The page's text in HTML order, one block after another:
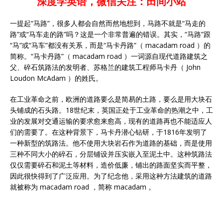
一提起“马路”，很多人都会自然而然地想到，马路不就是“马走的
路”或“马车走的路”吗？这是一个非常普遍的错误。其实，“马路”跟
“马”或“马车”都没有关系，而是“马卡丹路”（ macadam road ）的
简称。“马卡丹路”（ macadam road ）一词源自现代道路建筑之
父、碎石筑路法的发明者、苏格兰的建筑工程师马卡丹（ John
Loudon McAdam ）的姓氏。
在工业革命之前，欧洲的道路要么是简易的土路，要么是用大块石
头铺成的石头路。18世纪末，英国正处于工业革命的热潮之中，工
业的发展对交通运输的要求愈来愈高，现有的道路再也不能适应人
们的需要了。在这种背景下，马卡丹潜心钻研，于1816年发明了
一种新型的筑路法。他不使用大块岩石作为道路的基础，而是使用
三种不同大小的碎石，分层铺设并压实嵌入至泥土中。这种筑路法
仅仅需要碎石和泥土等材料，造价低廉，铺出的路面坚实而平整，
因此很快得到了广泛应用。为了纪念他，采用这种方法建筑的道路
就被称为 macadam road ，简称 macadam 。